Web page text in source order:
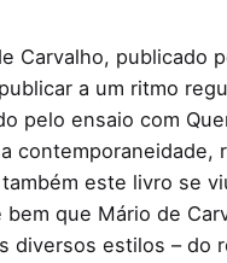
Carvalho, publicado
a um ritmo
pelo ensaio com
contemporaneidade,
este livro se
que Mário de
estilos – do